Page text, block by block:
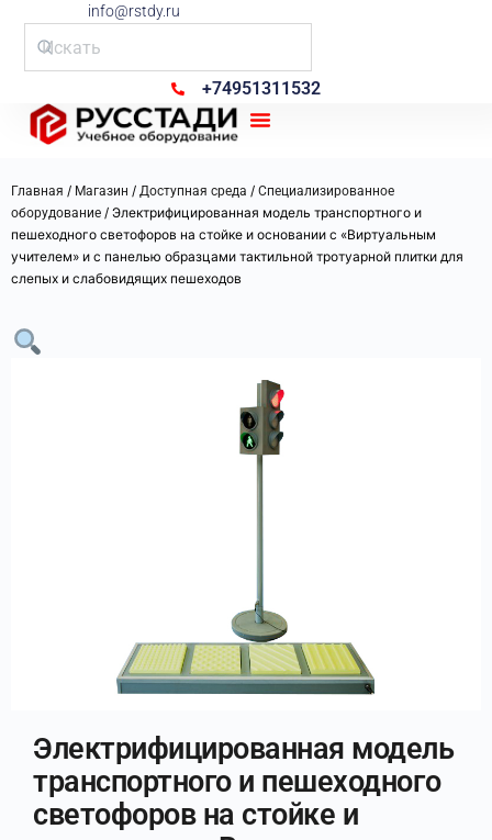
info@rstdy.ru
+74951311532
Главная / Магазин / Доступная среда / Специализированное
оборудование / Электрифицированная модель транспортного и
пешеходного светофоров на стойке и основании с «Виртуальным
учителем» и с панелью образцами тактильной тротуарной плитки для
слепых и слабовидящих пешеходов
Электрифицированная модель
транспортного и пешеходного
светофоров на стойке и